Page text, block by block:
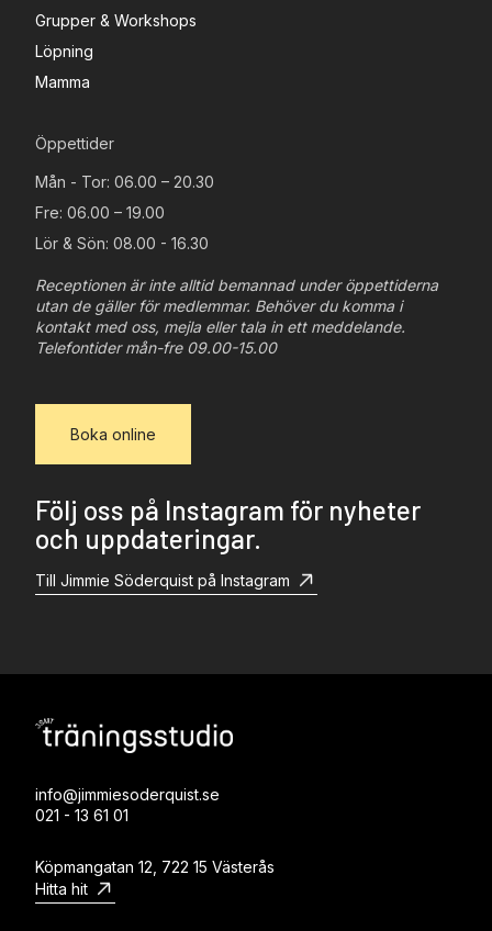
Grupper & Workshops
Löpning
Mamma
Öppettider
Mån - Tor: 06.00 – 20.30
Fre: 06.00 – 19.00
Lör & Sön: 08.00 - 16.30
Receptionen är inte alltid bemannad under öppettiderna
utan de gäller för medlemmar. Behöver du komma i
kontakt med oss, mejla eller tala in ett meddelande.
Telefontider mån-fre 09.00-15.00
Boka online
Följ oss på Instagram för nyheter
och uppdateringar.
Till Jimmie Söderquist på Instagram
info@jimmiesoderquist.se
021 - 13 61 01
Köpmangatan 12, 722 15 Västerås
Hitta hit